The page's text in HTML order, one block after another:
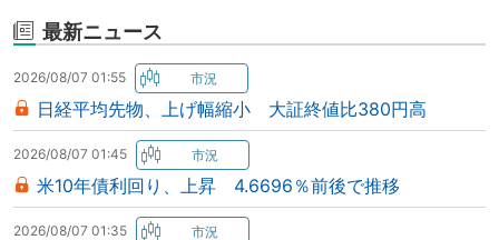
最新ニュース
2026/08/07 01:55
日経平均先物、上げ幅縮小 大証終値比380円高
2026/08/07 01:45
米10年債利回り、上昇 4.6696％前後で推移
2026/08/07 01:35